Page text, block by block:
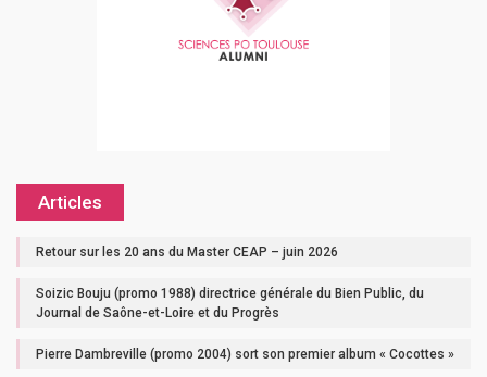
Articles
Retour sur les 20 ans du Master CEAP – juin 2026
Soizic Bouju (promo 1988) directrice générale du Bien Public, du
Journal de Saône-et-Loire et du Progrès
Pierre Dambreville (promo 2004) sort son premier album « Cocottes »